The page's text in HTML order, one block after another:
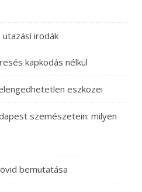
irodák
kapkodás nélkül
eszközei
szemészetein: milyen
bemutatása